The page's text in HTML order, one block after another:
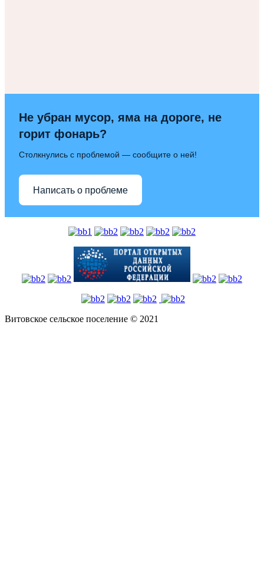
Не убран мусор, яма на дороге, не
горит фонарь?
Столкнулись с проблемой — сообщите о ней!
Написать о проблеме
Витовское сельское поселение © 2021